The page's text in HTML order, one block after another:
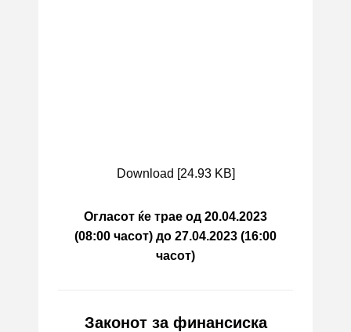
Download [24.93 KB]
Огласот ќе трае од 20.04.2023
(08:00 часот) до 27.04.2023 (16:00
часот)
Законот за финансиска